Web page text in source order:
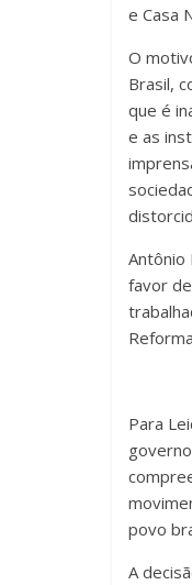
e Casa
O
Brasil,
que é
e as
Antônio
favor
Para
povo
A